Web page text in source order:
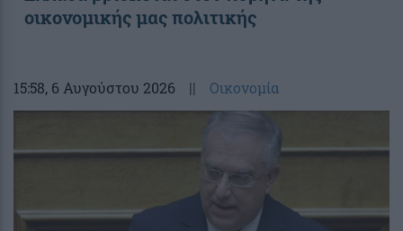
οικονομικής μας πολιτικής
15:58, 6 Αυγούστου 2026 || Οικονομία